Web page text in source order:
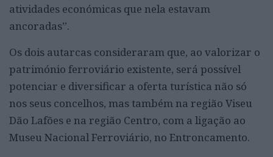
atividades económicas que nela estavam
ancoradas”.
Os dois autarcas consideraram que, ao valorizar o
património ferroviário existente, será possível
potenciar e diversificar a oferta turística não só
nos seus concelhos, mas também na região Viseu
Dão Lafões e na região Centro, com a ligação ao
Museu Nacional Ferroviário, no Entroncamento.